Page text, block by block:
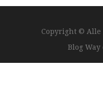
Copyright © Alle
Blog Way